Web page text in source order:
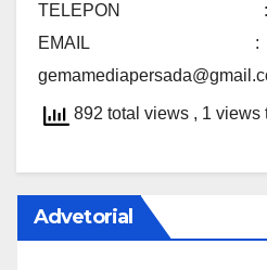
TELEPON :
EMAIL :
892 total views , 1 views
Advetorial